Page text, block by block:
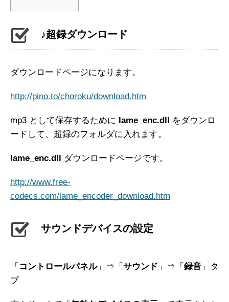
♪超録ダウンロード
ダウンロードページになります。
http://pino.to/choroku/download.htm
mp3 として保存するために lame_enc.dll
をダウンロ
ードして、超録のフォルダに入れます。
lame_enc.dll ダウンロードページです。
http://www.free-
codecs.com/lame_encoder_download.htm
サウンドデバイスの設定
「 コントロールパネル」⇒「 サウンド 」⇒「 録音 」タ
ブ